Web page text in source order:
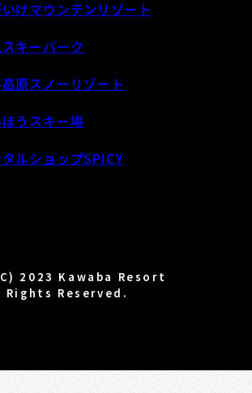
けマウンテンリゾート
キーパーク
原スノーリゾート
うスキー場
タルショップSPICY
2023 Kawaba Resort
Reserved.